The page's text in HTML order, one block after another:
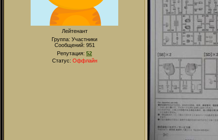
Лейтенант
Группа: Участники
Сообщений: 951
Репутация: 52
Статус: Оффлайн